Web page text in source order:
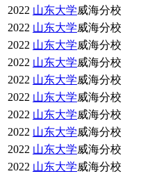
2022 山东大学威海分校
2022 山东大学威海分校
2022 山东大学威海分校
2022 山东大学威海分校
2022 山东大学威海分校
2022 山东大学威海分校
2022 山东大学威海分校
2022 山东大学威海分校
2022 山东大学威海分校
2022 山东大学威海分校